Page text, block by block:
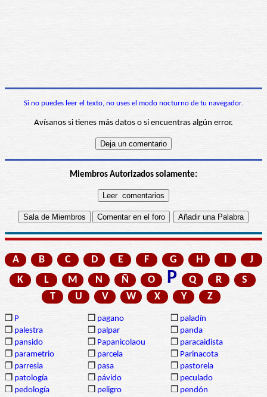
Si no puedes leer el texto, no uses el modo nocturno de tu navegador.
Avísanos si tienes más datos o si encuentras algún error.
Miembros Autorizados solamente:
A B C D E F G H I
J
K
L M N Ñ O P Q R
S
T
U V W X Y Z
❒ P ❒ pagano ❒ paladín
❒ palestra ❒ palpar ❒ panda
❒ pansido ❒ Papanicolaou ❒ paracaidista
❒ parametrio ❒ parcela ❒ Parinacota
❒ parresia ❒ pasa ❒ pastorela
❒ patología ❒ pávido ❒ peculado
❒ pedología ❒ peligro ❒ pendón